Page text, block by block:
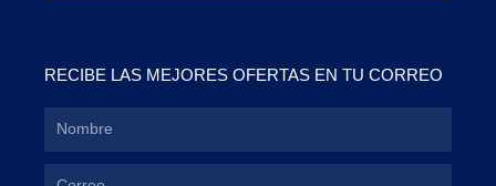
RECIBE LAS MEJORES OFERTAS EN TU CORREO